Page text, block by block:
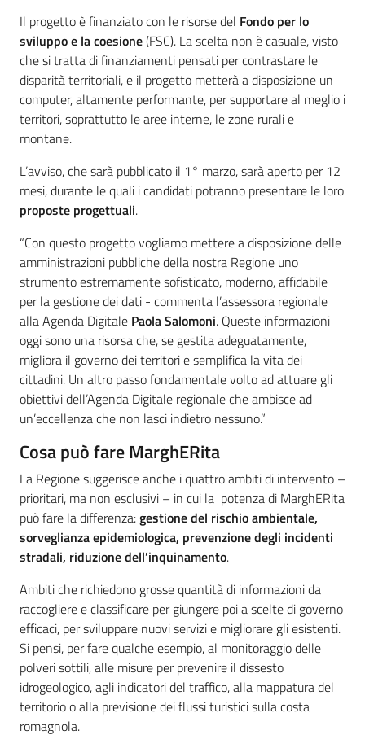
Il progetto è finanziato con le risorse del Fondo per lo
sviluppo e la coesione(FSC). La scelta non è casuale, visto
che si tratta di finanziamenti pensati per contrastare le
disparità territoriali, e il progetto metterà a disposizione un
computer, altamente performante, per supportare al meglio i
territori, soprattutto le aree interne, le zone rurali e
montane.
L’avviso, che sarà pubblicato il 1° marzo, sarà aperto per 12
mesi, durante le quali i candidati potranno presentare le loro
proposte progettuali.
“Con questo progetto vogliamo mettere a disposizione delle
amministrazioni pubbliche della nostra Regione uno
strumento estremamente sofisticato, moderno, affidabile
per la gestione dei dati - commenta l’assessora regionale
alla Agenda Digitale Paola Salomoni. Queste informazioni
oggi sono una risorsa che, se gestita adeguatamente,
migliora il governo dei territori e semplifica la vita dei
cittadini. Un altro passo fondamentale volto ad attuare gli
obiettivi dell’Agenda Digitale regionale che ambisce ad
un’eccellenza che non lasci indietro nessuno.”
Cosa può fare MarghERita
La Regione suggerisce anche i quattro ambiti di intervento –
prioritari, ma non esclusivi – in cui la potenza di MarghERita
può fare la differenza:gestione del rischio ambientale,
sorveglianza epidemiologica, prevenzione degli incidenti
stradali, riduzione dell’inquinamento.
Ambiti che richiedono grosse quantità di informazioni da
raccogliere e classificare per giungere poi a scelte di governo
efficaci, per sviluppare nuovi servizi e migliorare gli esistenti.
Si pensi, per fare qualche esempio, al monitoraggio delle
polveri sottili, alle misure per prevenire il dissesto
idrogeologico, agli indicatori del traffico, alla mappatura del
territorio o alla previsione dei flussi turistici sulla costa
romagnola.